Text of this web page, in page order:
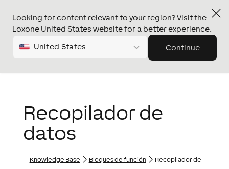
Looking for content relevant to your region? Visit the
Loxone United States website for a better experience.
United States Continue
Recopilador de
datos
Knowledge Base Bloques de función
Recopilador de